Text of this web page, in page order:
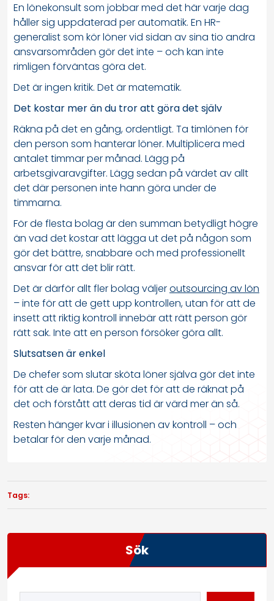
En lönekonsult som jobbar med det här varje dag
håller sig uppdaterad per automatik. En HR-
generalist som kör löner vid sidan av sina tio andra
ansvarsområden gör det inte – och kan inte
rimligen förväntas göra det.
Det är ingen kritik. Det är matematik.
Det kostar mer än du tror att göra det själv
Räkna på det en gång, ordentligt. Ta timlönen för
den person som hanterar löner. Multiplicera med
antalet timmar per månad. Lägg på
arbetsgivaravgifter. Lägg sedan på värdet av allt
det där personen inte hann göra under de
timmarna.
För de flesta bolag är den summan betydligt högre
än vad det kostar att lägga ut det på någon som
gör det bättre, snabbare och med professionellt
ansvar för att det blir rätt.
Det är därför allt fler bolag väljeroutsourcing av lön
– inte för att de gett upp kontrollen, utan för att de
insett att riktig kontroll innebär att rätt person gör
rätt sak. Inte att en person försöker göra allt.
Slutsatsen är enkel
De chefer som slutar sköta löner själva gör det inte
för att de är lata. De gör det för att de räknat på
det och förstått att deras tid är värd mer än så.
Resten hänger kvar i illusionen av kontroll – och
betalar för den varje månad.
Tags:
Sök